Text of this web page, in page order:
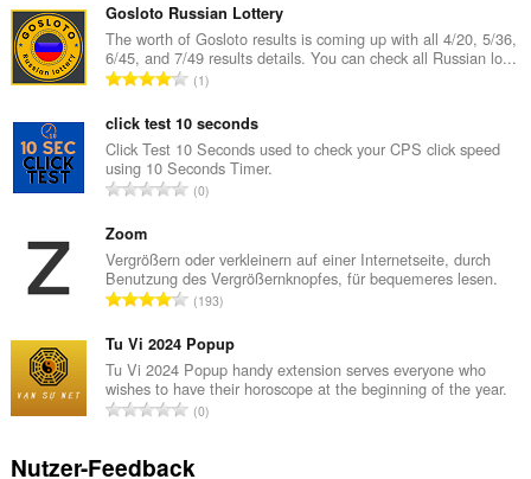
s
a
m
t
B
e
w
e
t
u
n
e
n
:
Gosloto Russian Lottery
The worth of Gosloto results is coming up with all 4/20, 5/36,
6/45, and 7/49 results details. You can check all Russian lo...
G
s
a
m
t
e
w
e
r
t
u
n
e
1
click test 10 seconds
Click Test 10 Seconds used to check your CPS click speed
using 10 Seconds Timer.
G
a
m
t
B
e
w
e
t
0
Zoom
Vergrößern oder verkleinern auf einer Internetseite, durch
Benutzung des Vergrößernknopfes, für bequemeres lesen.
G
s
a
m
t
B
193
Tu Vi 2024 Popup
Tu Vi 2024 Popup handy extension serves everyone who
wishes to have their horoscope at the beginning of the year.
G
s
0
Nutzer-Feedback